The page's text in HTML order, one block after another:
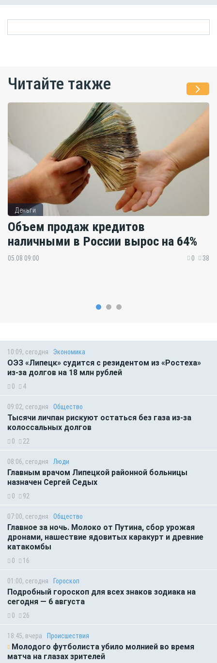
Читайте также
Деньги
Объем продаж кредитов
наличными в России вырос на 64%
05.08 09:00 0 38
10:09, сегодня Экономика
ОЭЗ «Липецк» судится с резидентом из «Ростеха»
из-за долгов на 18 млн рублей
0 4
09:02, сегодня Общество
Тысячи личпан рискуют остаться без газа из-за
колоссальных долгов
0 22
08:06, сегодня Люди
Главным врачом Липецкой районной больницы
назначен Сергей Седых
0 92
07:00, сегодня Общество
Главное за ночь. Молоко от Путина, сбор урожая
дронами, нашествие ядовитых каракурт и древние
катакомбы
0 16
01:00, сегодня Гороскоп
Подробный гороскоп для всех знаков зодиака на
сегодня — 6 августа
0 26
18:45, вчера Происшествия
Молодого футболиста убило молнией во время
матча на глазах зрителей